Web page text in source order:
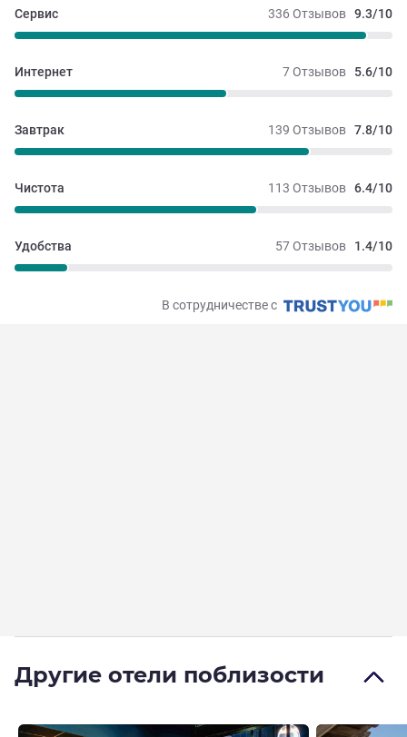
336 Отзывов 9.3/10
Сервис
7 Отзывов 5.6/10
Интернет
139 Отзывов 7.8/10
Завтрак
113 Отзывов 6.4/10
Чистота
57 Отзывов 1.4/10
Удобства
В сотрудничестве с
Другие отели поблизости